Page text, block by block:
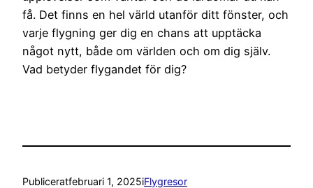
få. Det finns en hel värld utanför ditt fönster, och
varje flygning ger dig en chans att upptäcka
något nytt, både om världen och om dig själv.
Vad betyder flygandet för dig?
Publiceratfebruari 1, 2025iFlygresor